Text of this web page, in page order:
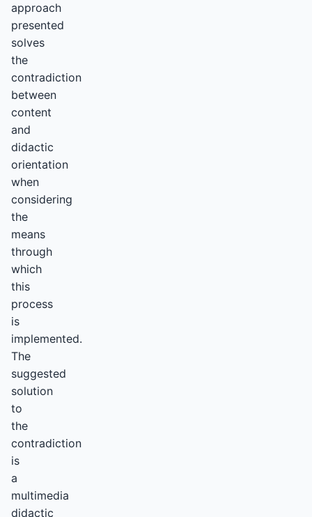
approach
presented
solves
the
contradiction
between
content
and
didactic
orientation
when
considering
the
means
through
which
this
process
is
implemented.
The
suggested
solution
to
the
contradiction
is
a
multimedia
didactic